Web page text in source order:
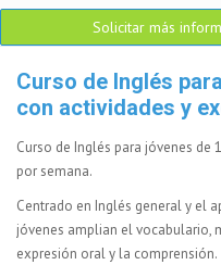
Solicitar más
Curso de Inglés
con actividades y
Curso de Inglés para jóvenes de
por semana.
Centrado en Inglés general y el
jóvenes amplian el vocabulario,
expresión oral y la comprensión.